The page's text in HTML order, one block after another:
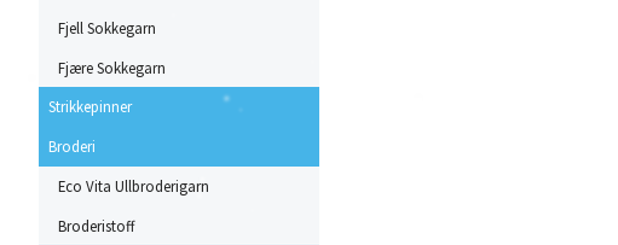
Fjell Sokkegarn
Fjære Sokkegarn
Strikkepinner
Broderi
Eco Vita Ullbroderigarn
Broderistoff